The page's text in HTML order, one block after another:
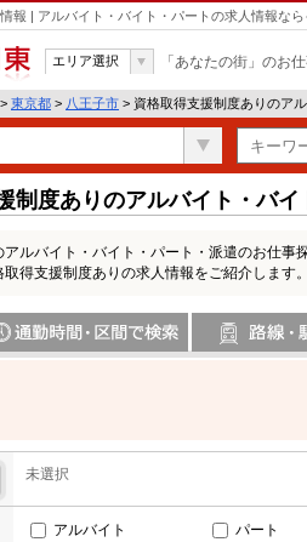
報 | アルバイト・バイト・パートの求人情報な
エリア選択 「あなたの街」のお
> 東京都 > 八王子市 > 資格取得支援制度ありのア
制度ありのアルバイト・バ
ルバイト・バイト・パート・派遣のお仕事
得支援制度ありの求人情報をご紹介します。
未選択
アルバイト パート